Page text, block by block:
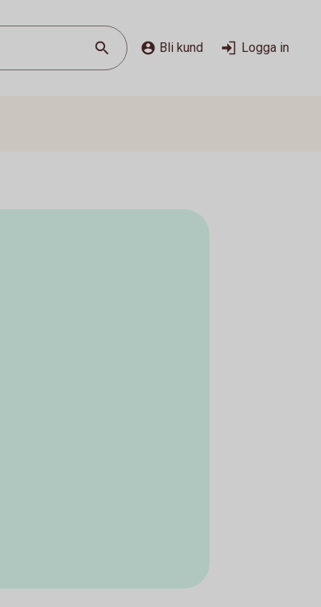
Bli kund Logga in